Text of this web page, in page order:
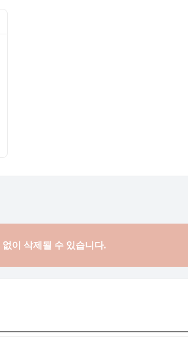
없이 삭제될 수 있습니다.